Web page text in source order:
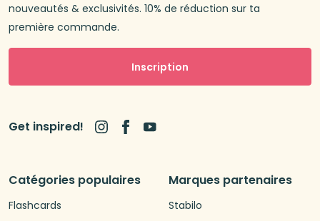
Catégories populaires
Flashcards
Marques partenaires
Stabilo
nouveautés & exclusivités. 10% de réduction sur ta
première commande.
Inscription
Get inspired!